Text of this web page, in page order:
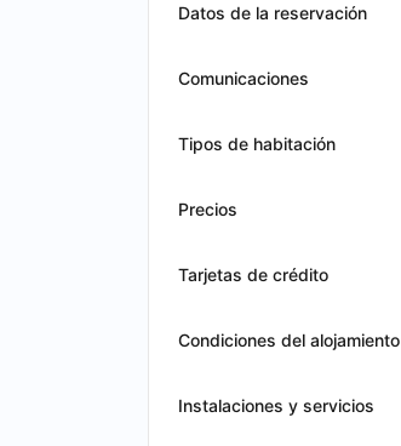
Datos de la reservación
Comunicaciones
Tipos de habitación
Precios
Tarjetas de crédito
Condiciones del alojamiento
Instalaciones y servicios